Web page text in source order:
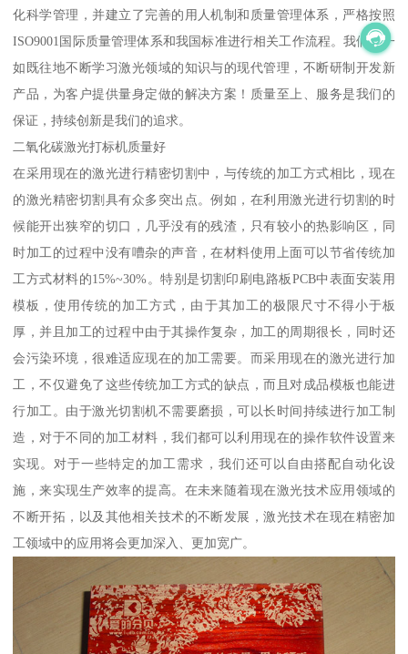
化科学管理，并建立了完善的用人机制和质量管理体系，严格按照
ISO9001国际质量管理体系和我国标准进行相关工作流程。我们将一
如既往地不断学习激光领域的知识与的现代管理，不断研制开发新
产品，为客户提供量身定做的解决方案！质量至上、服务是我们的
保证，持续创新是我们的追求。
二氧化碳激光打标机质量好
在采用现在的激光进行精密切割中，与传统的加工方式相比，现在
的激光精密切割具有众多突出点。例如，在利用激光进行切割的时
候能开出狭窄的切口，几乎没有的残渣，只有较小的热影响区，同
时加工的过程中没有嘈杂的声音，在材料使用上面可以节省传统加
工方式材料的15%~30%。特别是切割印刷电路板PCB中表面安装用
模板，使用传统的加工方式，由于其加工的极限尺寸不得小于板
厚，并且加工的过程中由于其操作复杂，加工的周期很长，同时还
会污染环境，很难适应现在的加工需要。而采用现在的激光进行加
工，不仅避免了这些传统加工方式的缺点，而且对成品模板也能进
行加工。由于激光切割机不需要磨损，可以长时间持续进行加工制
造，对于不同的加工材料，我们都可以利用现在的操作软件设置来
实现。对于一些特定的加工需求，我们还可以自由搭配自动化设
施，来实现生产效率的提高。在未来随着现在激光技术应用领域的
不断开拓，以及其他相关技术的不断发展，激光技术在现在精密加
工领域中的应用将会更加深入、更加宽广。